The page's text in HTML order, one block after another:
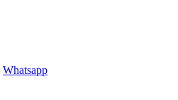
Whatsapp